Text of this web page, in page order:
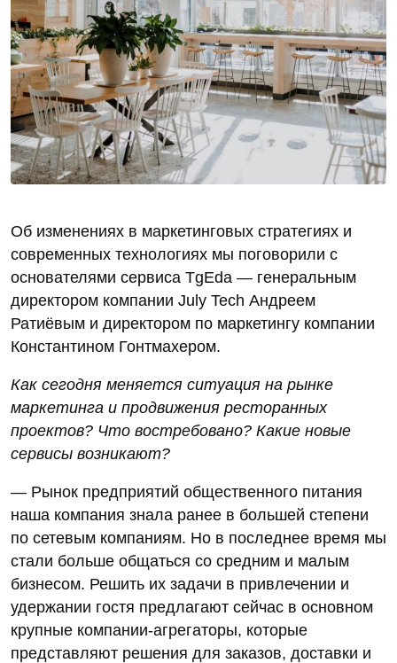
Об изменениях в маркетинговых стратегиях и
современных технологиях мы поговорили с
основателями сервиса TgEda — генеральным
директором компании July Tech Андреем
Ратиёвым и директором по маркетингу компании
Константином Гонтмахером.
Как сегодня меняется ситуация на рынке
маркетинга и продвижения ресторанных
проектов? Что востребовано? Какие новые
сервисы возникают?
— Рынок предприятий общественного питания
наша компания знала ранее в большей степени
по сетевым компаниям. Но в последнее время мы
стали больше общаться со средним и малым
бизнесом. Решить их задачи в привлечении и
удержании гостя предлагают сейчас в основном
крупные компании-агрегаторы, которые
представляют решения для заказов, доставки и